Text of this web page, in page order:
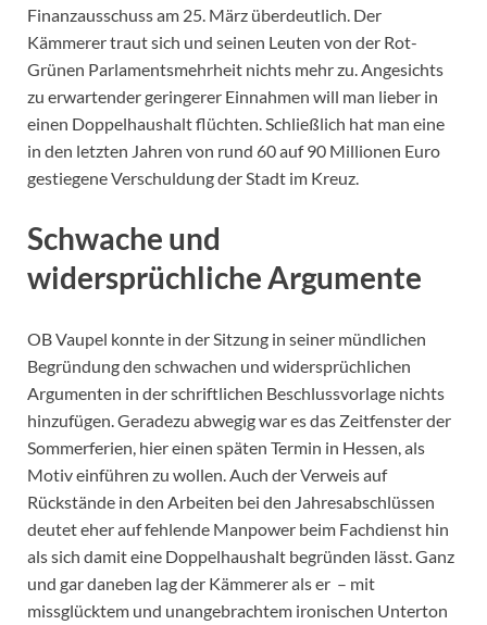
Finanzausschuss am 25. März überdeutlich. Der
Kämmerer traut sich und seinen Leuten von der Rot-
Grünen Parlamentsmehrheit nichts mehr zu. Angesichts
zu erwartender geringerer Einnahmen will man lieber in
einen Doppelhaushalt flüchten. Schließlich hat man eine
in den letzten Jahren von rund 60 auf 90 Millionen Euro
gestiegene Verschuldung der Stadt im Kreuz.
Schwache und
widersprüchliche Argumente
OB Vaupel konnte in der Sitzung in seiner mündlichen
Begründung den schwachen und widersprüchlichen
Argumenten in der schriftlichen Beschlussvorlage nichts
hinzufügen. Geradezu abwegig war es das Zeitfenster der
Sommerferien, hier einen späten Termin in Hessen, als
Motiv einführen zu wollen. Auch der Verweis auf
Rückstände in den Arbeiten bei den Jahresabschlüssen
deutet eher auf fehlende Manpower beim Fachdienst hin
als sich damit eine Doppelhaushalt begründen lässt. Ganz
und gar daneben lag der Kämmerer als er – mit
missglücktem und unangebrachtem ironischen Unterton